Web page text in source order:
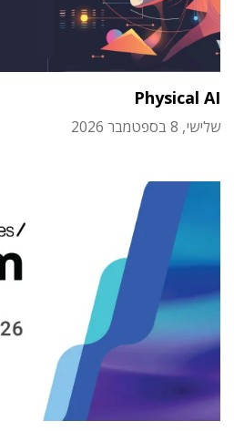
Physical AI
שלישי, 8 בספטמבר 2026